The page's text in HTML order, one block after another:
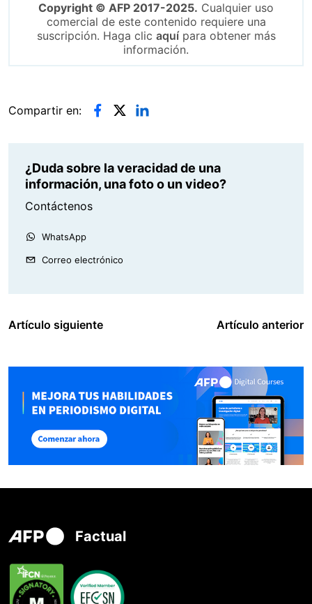
Copyright © AFP 2017-2025. Cualquier uso
comercial de este contenido requiere una
suscripción. Haga clic aquípara obtener más
información.
Compartir en:
¿Duda sobre la veracidad de una
información, una foto o un video?
Contáctenos
WhatsApp
Correo electrónico
Artículo siguiente Artículo anterior
Factual